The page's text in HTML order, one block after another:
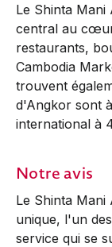
Le Shinta
central au cœur
restaurants,
Cambodia
trouvent
d'Angkor sont
international à
Notre avis
Le Shinta Mani
unique, l'un
service qui se